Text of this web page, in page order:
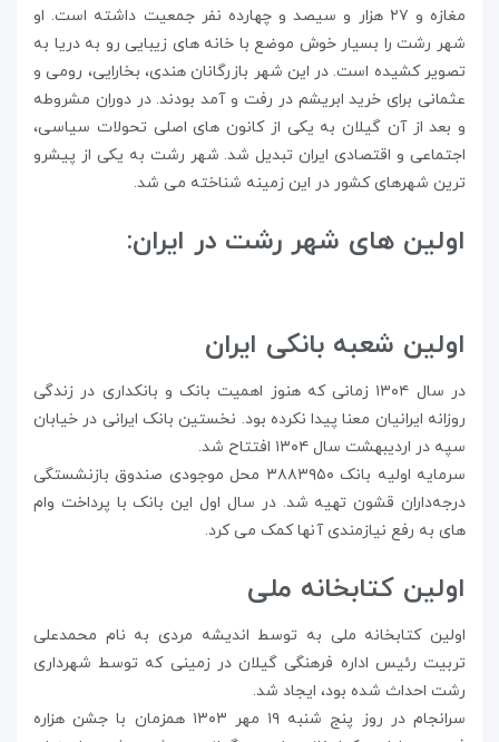
مغازه و ۲۷ هزار و سیصد و چهارده نفر جمعیت داشته است. او
شهر رشت را بسیار خوش موضع با خانه های زیبایی رو به دریا به
تصویر کشیده است. در این شهر بازرگانان هندی، بخارایی، رومی و
عثمانی برای خرید ابریشم در رفت و آمد بودند. در دوران مشروطه
و بعد از آن گیلان به یکی از کانون های اصلی تحولات سیاسی،
اجتماعی و اقتصادی ایران تبدیل شد. شهر رشت به یکی از پیشرو
ترین شهرهای کشور در این زمینه شناخته می شد.
اولین های شهر رشت در ایران:
اولین شعبه بانکی ایران
در سال ۱۳۰۴ زمانی که هنوز اهمیت بانک و بانکداری در زندگی
روزانه ایرانیان معنا پیدا نکرده بود. نخستین بانک ایرانی در خیابان
سپه در اردیبهشت سال ۱۳۰۴ افتتاح شد.
سرمایه اولیه بانک ۳‍‍‍‍‍۸۸۳۹۵۰ محل موجودی صندوق بازنشستگی
درجه‌داران قشون تهیه شد. در سال اول این بانک با پرداخت وام
های به رفع نیازمندی آنها کمک می کرد.
اولین کتابخانه ملی
اولین کتابخانه ملی به توسط اندیشه مردی به نام محمدعلی
تربیت رئیس اداره فرهنگی گیلان در زمینی که توسط شهرداری
رشت احداث شده بود، ایجاد شد.
سرانجام در روز پنج شنبه ۱۹ مهر ۱۳۰۳ همزمان با جشن هزاره